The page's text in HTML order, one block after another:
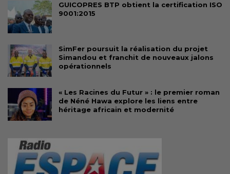
GUICOPRES BTP obtient la certification ISO
9001:2015
SimFer poursuit la réalisation du projet
Simandou et franchit de nouveaux jalons
opérationnels
« Les Racines du Futur » : le premier roman
de Néné Hawa explore les liens entre
héritage africain et modernité